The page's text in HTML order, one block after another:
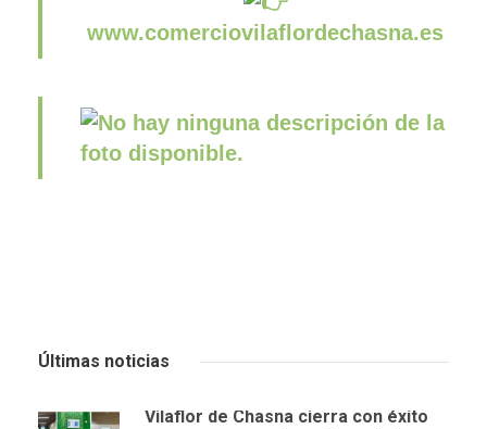
www.comerciovilaflordechasna.es
Últimas noticias
Vilaflor de Chasna cierra con éxito